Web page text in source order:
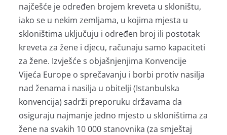
najčešće je određen brojem kreveta u skloništu,
iako se u nekim zemljama, u kojima mjesta u
skloništima uključuju i određen broj ili postotak
kreveta za žene i djecu, računaju samo kapaciteti
za žene. Izvješće s objašnjenjima Konvencije
Vijeća Europe o sprečavanju i borbi protiv nasilja
nad ženama i nasilja u obitelji (Istanbulska
konvencija) sadrži preporuku državama da
osiguraju najmanje jedno mjesto u skloništima za
žene na svakih 10 000 stanovnika (za smještaj